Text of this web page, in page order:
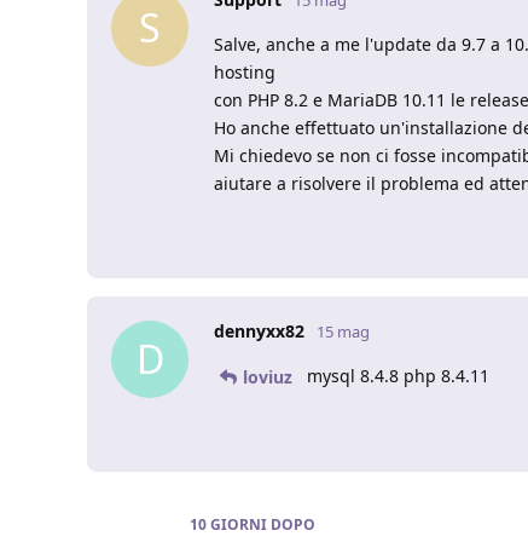
S
Salve, anche a me l'update da 9.7 a
hosting
con PHP 8.2 e MariaDB 10.11 le
Ho anche effettuato un'installazione
Mi chiedevo se non ci fosse
aiutare a risolvere il problema ed
D
dennyxx82 15 mag
loviuz mysql 8.4.8 php 8.4.11
10 GIORNI DOPO